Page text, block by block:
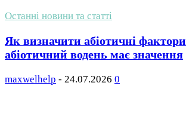
Останні новини та статті
Як визначити абіотичні
абіотичний водень має значення
maxwelhelp - 24.07.2026 0